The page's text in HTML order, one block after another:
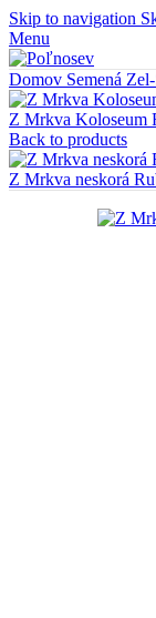
Skip to navigation
Menu
Domov Semená
Z Mrkva Koloseum
Back to products
Z Mrkva neskorá